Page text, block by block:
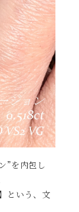
”を内包し
という、文